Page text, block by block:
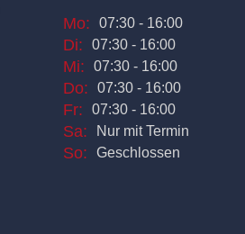
Mo: 07:30 - 16:00
Di: 07:30 - 16:00
Mi: 07:30 - 16:00
Do: 07:30 - 16:00
Fr: 07:30 - 16:00
Sa: Nur mit Termin
So: Geschlossen